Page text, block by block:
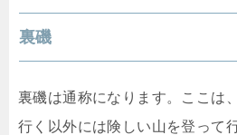
裏磯
裏磯は通称になります。ここは
行く以外には険しい山を登って